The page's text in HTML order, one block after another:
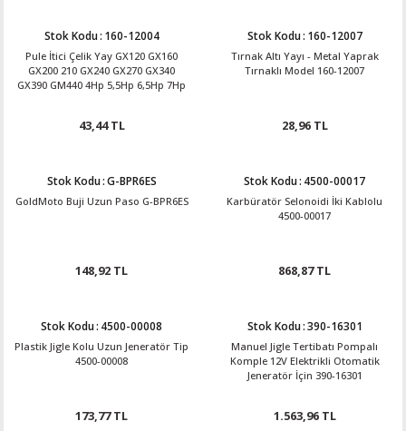
Stok Kodu: 160-12004
Pule İtici Çelik Yay GX120 GX160
GX200 210 GX240 GX270 GX340
GX390 GM440 4Hp 5,5Hp 6,5Hp 7Hp
43,44 TL
Stok Kodu: 160-12007
Tırnak Altı Yayı - Metal Yaprak
Tırnaklı Model 160-12007
28,96 TL
Stok Kodu:G-BPR6ES
GoldMoto Buji Uzun Paso G-BPR6ES
148,92 TL
Stok Kodu: 4500-00017
Karbüratör Selonoidi İki Kablolu
4500-00017
868,87 TL
Stok Kodu: 4500-00008
Plastik Jigle Kolu Uzun Jeneratör Tip
4500-00008
173,77 TL
Stok Kodu:390-16301
Manuel Jigle Tertibatı Pompalı
Komple 12V Elektrikli Otomatik
Jeneratör İçin 390-16301
1.563,96 TL